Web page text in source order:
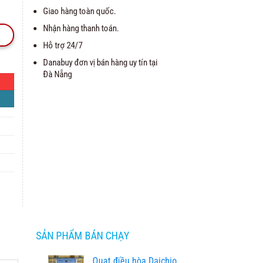
Giao hàng toàn quốc.
Nhận hàng thanh toán.
Hỗ trợ 24/7
Danabuy đơn vị bán hàng uy tín tại
Đà Nẵng
SẢN PHẨM BÁN CHẠY
Quạt điều hòa Daichio